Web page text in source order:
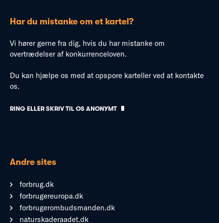
Har du mistanke om et kartel?
Vi hører gerne fra dig, hvis du har mistanke om
overtrædelser af konkurrenceloven.
Du kan hjælpe os med at opspore karteller ved at kontakte
os.
RING ELLER SKRIV TIL OS ANONYMT
Andre sites
forbrug.dk
forbrugereuropa.dk
forbrugerombudsmanden.dk
naturskaderaadet.dk